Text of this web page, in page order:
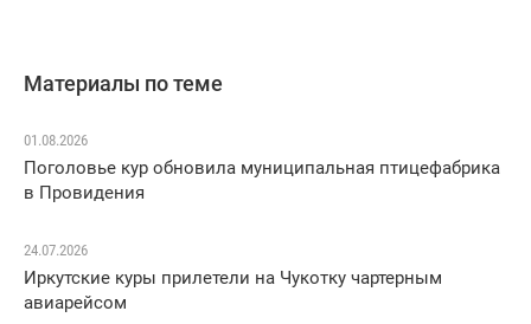
Материалы по теме
01.08.2026
Поголовье кур обновила муниципальная птицефабрика
в Провидения
24.07.2026
Иркутские куры прилетели на Чукотку чартерным
авиарейсом